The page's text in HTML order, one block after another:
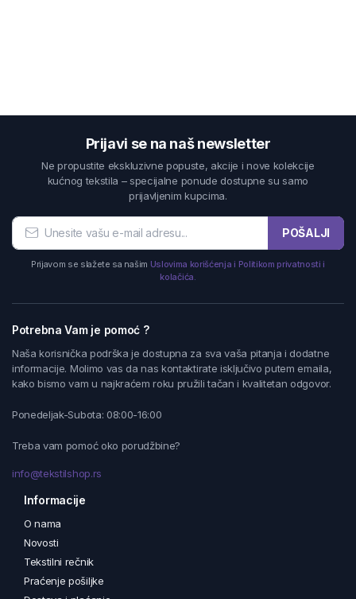
Prijavi se na naš newsletter
Ne propustite ekskluzivne popuste, akcije i nove kolekcije
kućnog tekstila – specijalne ponude dostupne su samo
prijavljenim kupcima.
POŠALJI
Prijavom se slažete sa našim Uslovima korišćenja i Politikom privatnosti i
kolačića.
Potrebna Vam je pomoć ?
Naša korisnička podrška je dostupna za sva vaša pitanja i dodatne
informacije. Molimo vas da nas kontaktirate isključivo putem emaila,
kako bismo vam u najkraćem roku pružili tačan i kvalitetan odgovor.
Ponedeljak-Subota: 08:00-16:00
Treba vam pomoć oko porudžbine?
info@tekstilshop.rs
Informacije
O nama
Novosti
Tekstilni rečnik
Praćenje pošiljke